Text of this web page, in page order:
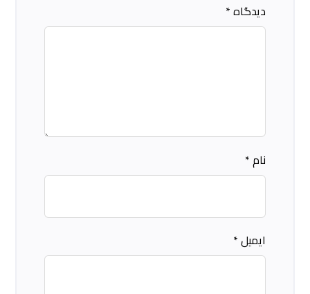
دیدگاه*
نام*
ایمیل*